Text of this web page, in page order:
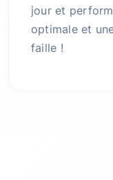
jour et
optimale et
faille !